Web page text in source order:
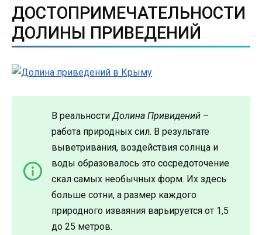
ДОСТОПРИМЕЧАТЕЛЬНОСТИ
ДОЛИНЫ ПРИВЕДЕНИЙ
В реальностиДолина Привидений –
работа природных сил. В результате
выветривания, воздействия солнца и
воды образовалось это сосредоточение
скал самых необычных форм. Их здесь
больше сотни, а размер каждого
природного изваяния варьируется от 1,5
до 25 метров.